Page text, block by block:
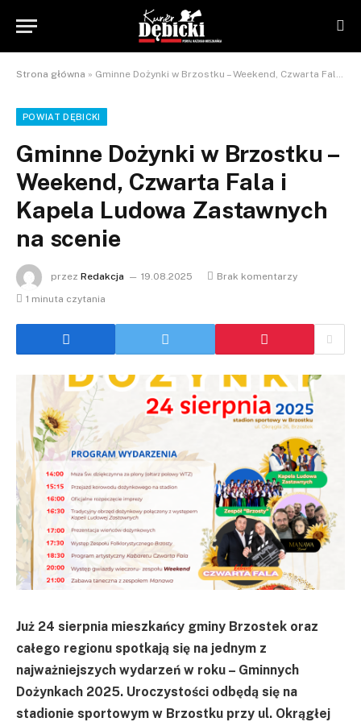
Strona główna » Gminne Dożynki w Brzostku – Weekend, Czwarta Fala i Kapela Ludowa Zastawnych na scenie
POWIAT DĘBICKI
Gminne Dożynki w Brzostku –
Weekend, Czwarta Fala i
Kapela Ludowa Zastawnych
na scenie
przez Redakcja 19.08.2025
Brak komentarzy
1 minuta czytania
Już 24 sierpnia mieszkańcy gminy Brzostek oraz
całego regionu spotkają się na jednym z
najważniejszych wydarzeń w roku – Gminnych
Dożynkach 2025. Uroczystości odbędą się na
stadionie sportowym w Brzostku przy ul. Okrągłej